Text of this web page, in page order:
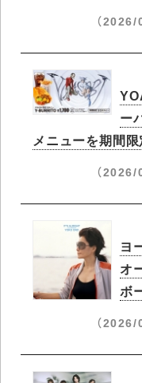
（2026/
ー
メニューを期間
（2026/
ヨ
オ
ボ
（2026/